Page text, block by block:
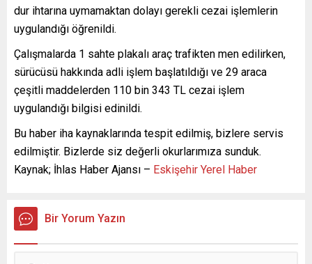
dur ihtarına uymamaktan dolayı gerekli cezai işlemlerin
uygulandığı öğrenildi.
Çalışmalarda 1 sahte plakalı araç trafikten men edilirken,
sürücüsü hakkında adli işlem başlatıldığı ve 29 araca
çeşitli maddelerden 110 bin 343 TL cezai işlem
uygulandığı bilgisi edinildi.
Bu haber iha kaynaklarında tespit edilmiş, bizlere servis
edilmiştir. Bizlerde siz değerli okurlarımıza sunduk.
Kaynak; İhlas Haber Ajansı – Eskişehir Yerel Haber
Bir Yorum Yazın